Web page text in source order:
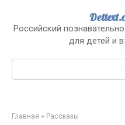
контенту
Российский
для детей и
Поиск:
Главная » Рассказы